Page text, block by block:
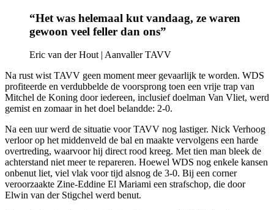
“Het was helemaal kut vandaag, ze waren
gewoon veel feller dan ons”
Eric van der Hout | Aanvaller TAVV
Na rust wist TAVV geen moment meer gevaarlijk te worden. WDS
profiteerde en verdubbelde de voorsprong toen een vrije trap van
Mitchel de Koning door iedereen, inclusief doelman Van Vliet, werd
gemist en zomaar in het doel belandde: 2-0.
Na een uur werd de situatie voor TAVV nog lastiger. Nick Verhoog
verloor op het middenveld de bal en maakte vervolgens een harde
overtreding, waarvoor hij direct rood kreeg. Met tien man bleek de
achterstand niet meer te repareren. Hoewel WDS nog enkele kansen
onbenut liet, viel vlak voor tijd alsnog de 3-0. Bij een corner
veroorzaakte Zine-Eddine El Mariami een strafschop, die door
Elwin van der Stigchel werd benut.